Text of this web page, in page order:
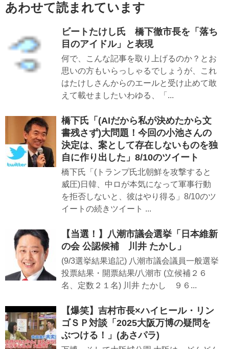
あわせて読まれています
ビートたけし氏 橋下徹市長を「落ち
目のアイドル」と表現
何で、こんな記事を取り上げるのか？とお
思いの方もいらっしゃるでしょうが、これ
はたけしさんからのエールと受け止めて敢
えて載せましたいわゆる、「...
橋下氏「(AIだから私が決めたから文
書残さず)大問題！今回の小池さんの
決定は、案として存在しないものを独
自に作り出した」8/10のツイート
橋下氏「(トランプ氏北朝鮮を攻撃すると
威圧)日韓、中ロが本気になって軍事行動
を拒否しないと、彼はやり得る」8/10のツ
イートの続きツイート ...
【当選！】八潮市議会選挙「日本維新
の会 公認候補 川井 たかし」
(9/3選挙結果追記) 八潮市議会議員一般選挙
投票結果・開票結果/八潮市 (立候補２６
名、定数２１名) 川井 たかし ９６...
【爆笑】吉村市長×ハイヒール・リン
ゴＳＰ対談「2025大阪万博の疑問を
ぶつける！」(あさパラ)